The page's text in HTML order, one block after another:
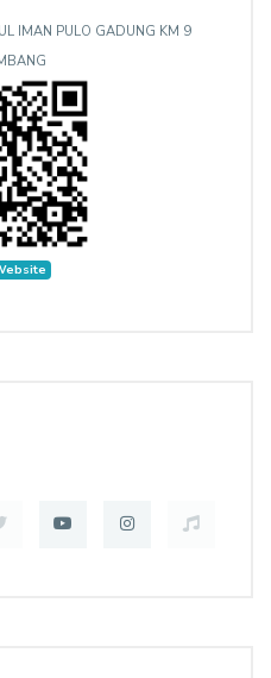
IMAN PULO GADUNG KM 9